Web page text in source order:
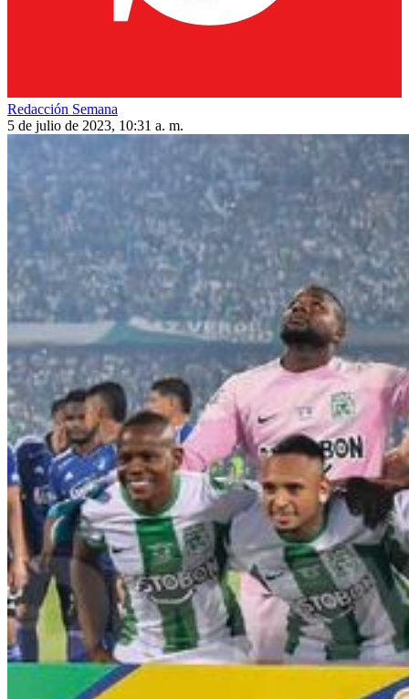
Redacción Semana
5 de julio de 2023, 10:31 a. m.